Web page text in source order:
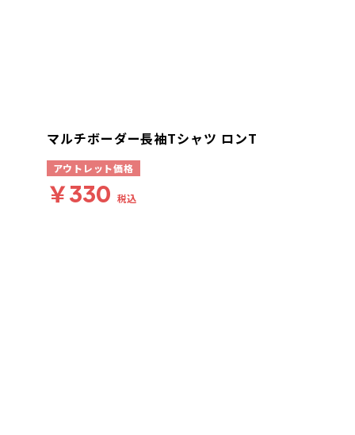
マルチボーダー長袖Tシャツ ロンT
アウトレット価格
￥330 税込